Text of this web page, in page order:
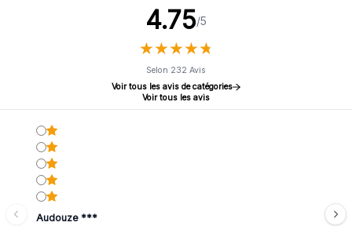
4.75/5
★★★★★
★★★★★
Selon 232 Avis
Voir tous les avis de catégories
Voir tous les avis
Audouze ***